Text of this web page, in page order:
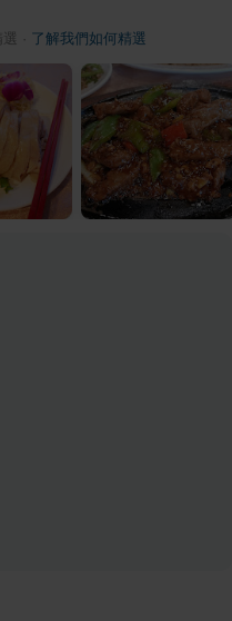
了解我們如何精選